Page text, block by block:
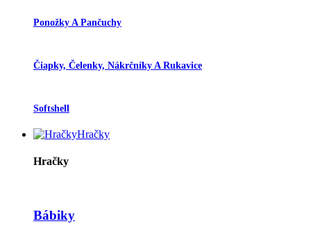
Ponožky A Pančuchy
Čiapky, Čelenky, Nákrčníky A Rukavice
Softshell
Hračky
Hračky
Bábiky